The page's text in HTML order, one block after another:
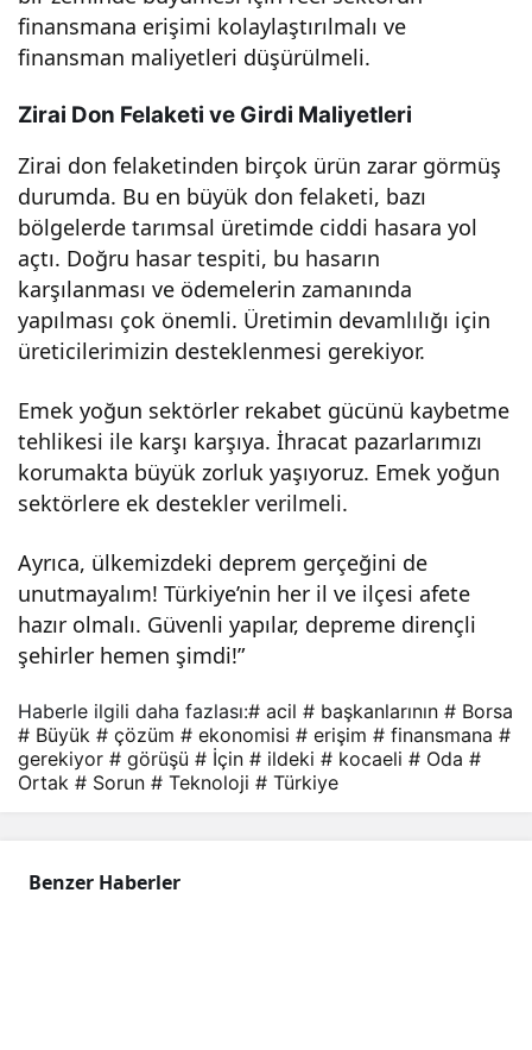
finansmana erişimi kolaylaştırılmalı ve
finansman maliyetleri düşürülmeli.
Zirai Don Felaketi ve Girdi Maliyetleri
Zirai don felaketinden birçok ürün zarar görmüş
durumda. Bu en büyük don felaketi, bazı
bölgelerde tarımsal üretimde ciddi hasara yol
açtı. Doğru hasar tespiti, bu hasarın
karşılanması ve ödemelerin zamanında
yapılması çok önemli. Üretimin devamlılığı için
üreticilerimizin desteklenmesi gerekiyor.
Emek yoğun sektörler rekabet gücünü kaybetme
tehlikesi ile karşı karşıya. İhracat pazarlarımızı
korumakta büyük zorluk yaşıyoruz. Emek yoğun
sektörlere ek destekler verilmeli.
Ayrıca, ülkemizdeki deprem gerçeğini de
unutmayalım! Türkiye’nin her il ve ilçesi afete
hazır olmalı. Güvenli yapılar, depreme dirençli
şehirler hemen şimdi!”
nsm
ana
m” –
Tür
kiye
eko
nom
için
acil
çöz
üm
Haberle ilgili daha fazlası:# acil # başkanlarının # Borsa
# Büyük # çözüm # ekonomisi # erişim # finansmana #
gerekiyor # görüşü # İçin # ildeki # kocaeli # Oda #
Ortak # Sorun # Teknoloji # Türkiye
Benzer Haberler